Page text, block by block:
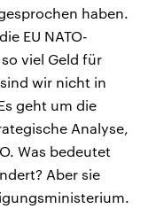
haben.
EU NATO-
viel Geld für
wir nicht in
geht um die
Analyse,
Was bedeutet
Aber sie